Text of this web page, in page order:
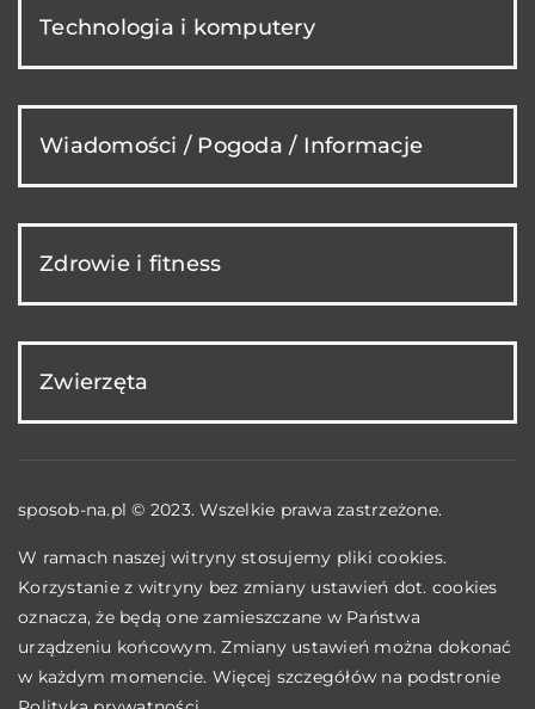
Technologia i komputery
Wiadomości / Pogoda / Informacje
Zdrowie i fitness
Zwierzęta
sposob-na.pl © 2023. Wszelkie prawa zastrzeżone.
W ramach naszej witryny stosujemy pliki cookies.
Korzystanie z witryny bez zmiany ustawień dot. cookies
oznacza, że będą one zamieszczane w Państwa
urządzeniu końcowym. Zmiany ustawień można dokonać
w każdym momencie. Więcej szczegółów na podstronie